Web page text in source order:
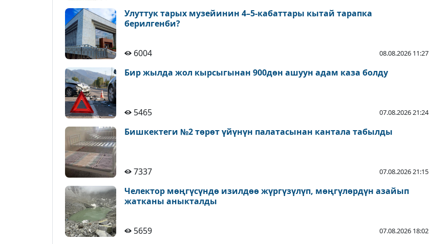
Улуттук тарых музейинин 4–5-кабаттары кытай тарапка
берилгенби?
6004 08.08.2026 11:27
Бир жылда жол кырсыгынан 900дөн ашуун адам каза болду
5465 07.08.2026 21:24
Бишкектеги №2 төрөт үйүнүн палатасынан кантала табылды
7337 07.08.2026 21:15
Челектор мөңгүсүндө изилдөө жүргүзүлүп, мөңгүлөрдүн азайып
жатканы аныкталды
5659 07.08.2026 18:02